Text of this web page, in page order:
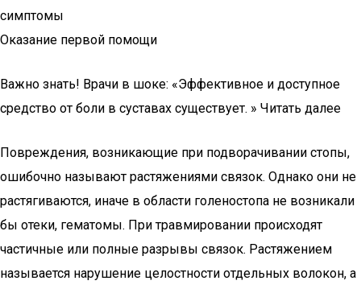
симптомы
Оказание первой помощи
Важно знать! Врачи в шоке: «Эффективное и доступное
средство от боли в суставах существует. » Читать далее
Повреждения, возникающие при подворачивании стопы,
ошибочно называют растяжениями связок. Однако они не
растягиваются, иначе в области голеностопа не возникали
бы отеки, гематомы. При травмировании происходят
частичные или полные разрывы связок. Растяжением
называется нарушение целостности отдельных волокон, а